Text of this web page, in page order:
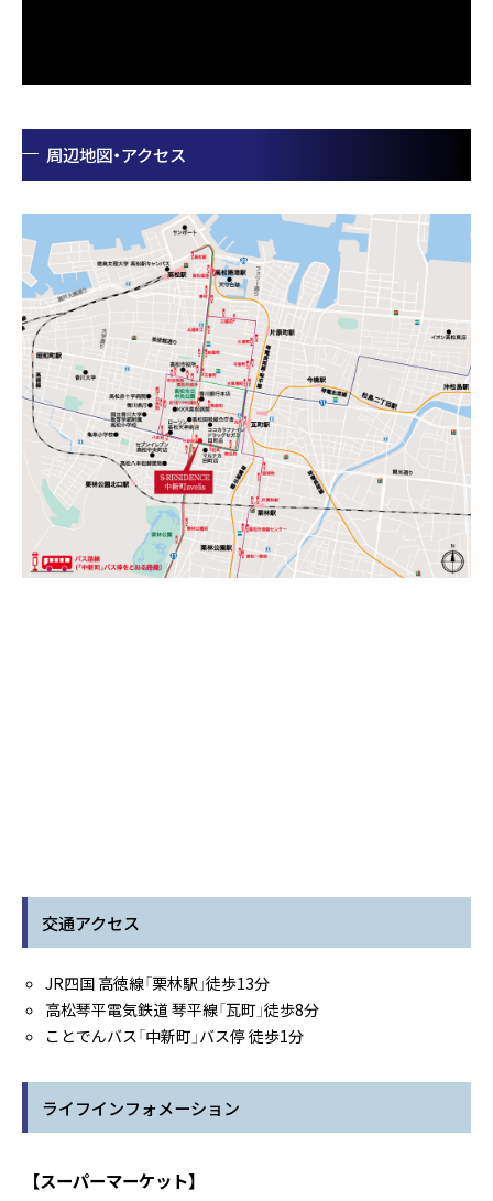
周辺地図・アクセス
交通アクセス
JR四国 高徳線「栗林駅」徒歩13分
高松琴平電気鉄道 琴平線「瓦町」徒歩8分
ことでんバス「中新町」バス停 徒歩1分
ライフインフォメーション
【スーパーマーケット】